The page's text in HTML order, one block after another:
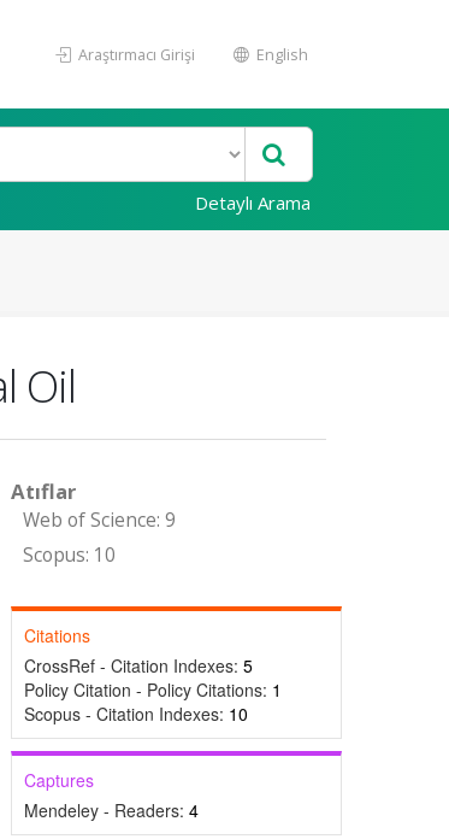
Araştırmacı Girişi English
Detaylı Arama
Oil
Atıflar
Web of Science: 9
Scopus: 10
Citations
CrossRef - Citation Indexes: 5
Policy Citation - Policy Citations: 1
Scopus - Citation Indexes: 10
Captures
Mendeley - Readers: 4